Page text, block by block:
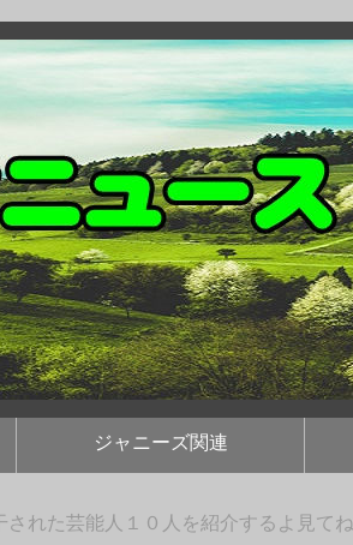
ジャニーズ関連
された芸能人１０人を紹介するよ見てね